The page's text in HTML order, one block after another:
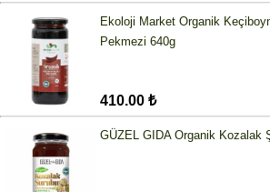
Ekoloji Market Organik
Pekmezi 640g
410.00 ₺
GÜZEL GIDA Organik Kozalak